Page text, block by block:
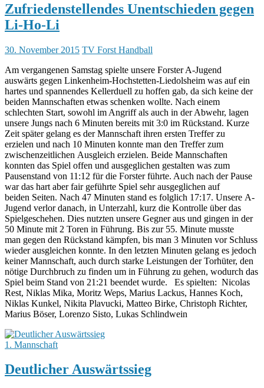
Zufriedenstellendes Unentschieden gegen
Li-Ho-Li
30. November 2015 TV Forst Handball
Am vergangenen Samstag spielte unsere Forster A-Jugend
auswärts gegen Linkenheim-Hochstetten-Liedolsheim was auf ein
hartes und spannendes Kellerduell zu hoffen gab, da sich keine der
beiden Mannschaften etwas schenken wollte. Nach einem
schlechten Start, sowohl im Angriff als auch in der Abwehr, lagen
unsere Jungs nach 6 Minuten bereits mit 3:0 im Rückstand. Kurze
Zeit später gelang es der Mannschaft ihren ersten Treffer zu
erzielen und nach 10 Minuten konnte man den Treffer zum
zwischenzeitlichen Ausgleich erzielen. Beide Mannschaften
konnten das Spiel offen und ausgeglichen gestalten was zum
Pausenstand von 11:12 für die Forster führte. Auch nach der Pause
war das hart aber fair geführte Spiel sehr ausgeglichen auf
beiden Seiten. Nach 47 Minuten stand es folglich 17:17. Unsere A-
Jugend verlor danach, in Unterzahl, kurz die Kontrolle über das
Spielgeschehen. Dies nutzten unsere Gegner aus und gingen in der
50 Minute mit 2 Toren in Führung. Bis zur 55. Minute musste
man gegen den Rückstand kämpfen, bis man 3 Minuten vor Schluss
wieder ausgleichen konnte. In den letzten Minuten gelang es jedoch
keiner Mannschaft, auch durch starke Leistungen der Torhüter, den
nötige Durchbruch zu finden um in Führung zu gehen, wodurch das
Spiel beim Stand von 21:21 beendet wurde. Es spielten: Nicolas
Rest, Niklas Mika, Moritz Weps, Marius Lackus, Hannes Koch,
Niklas Kunkel, Nikita Plavucki, Matteo Birke, Christoph Richter,
Marius Böser, Lorenzo Sisto, Lukas Schlindwein
1. Mannschaft
Deutlicher Auswärtssieg